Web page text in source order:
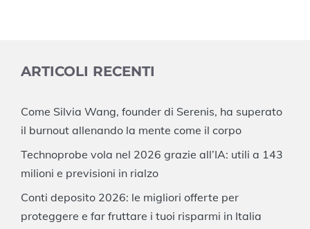
ARTICOLI RECENTI
Come Silvia Wang, founder di Serenis, ha superato
il burnout allenando la mente come il corpo
Technoprobe vola nel 2026 grazie all’IA: utili a 143
milioni e previsioni in rialzo
Conti deposito 2026: le migliori offerte per
proteggere e far fruttare i tuoi risparmi in Italia